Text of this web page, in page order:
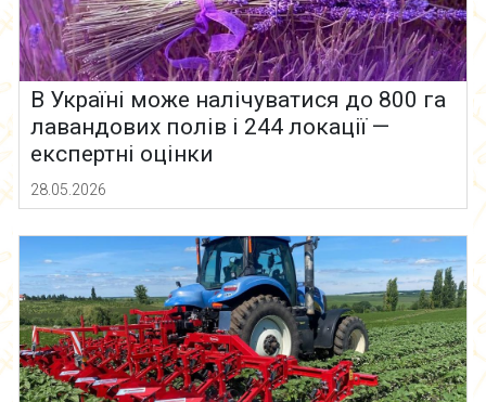
В Україні може налічуватися до 800 га
лавандових полів і 244 локації —
експертні оцінки
28.05.2026